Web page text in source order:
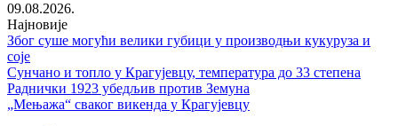
09.08.2026.
Најновије
Због суше могући велики губици у производњи кукуруза и
соје
Сунчано и топло у Крагујевцу, температура до 33 степена
Раднички 1923 убедљив против Земуна
„Мењажа“ сваког викенда у Крагујевцу